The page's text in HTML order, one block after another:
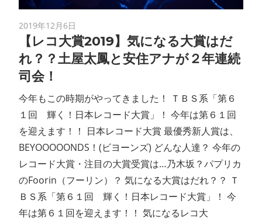
2019年12月6日
【レコ大賞2019】気になる大賞はだ
れ？？土屋太鳳と安住アナが２年連続
司会！
今年もこの時期がやってきました！ ＴＢＳ系「第６
１回 輝く！日本レコード大賞」！ 今年は第６１回
を迎えます！！ 日本レコード大賞 最優秀新人賞は、
BEYOOOOONDS！(ビヨーンズ) どんな人達？ 今年の
レコード大賞・注目の大賞受賞は…乃木坂？パプリカ
のFoorin（フーリン）？ 気になる大賞はだれ？？ Ｔ
ＢＳ系「第６１回 輝く！日本レコード大賞」！ 今
年は第６１回を迎えます！！ 気になるレコ大